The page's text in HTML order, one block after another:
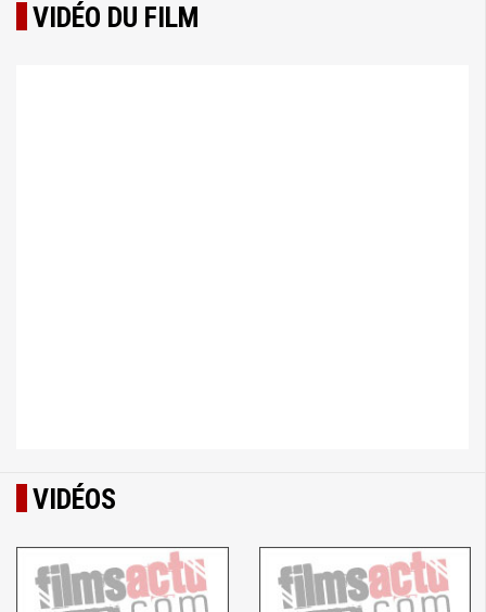
VIDÉO DU FILM
VIDÉOS